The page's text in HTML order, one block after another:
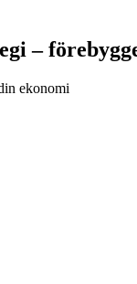
–
ekonomi